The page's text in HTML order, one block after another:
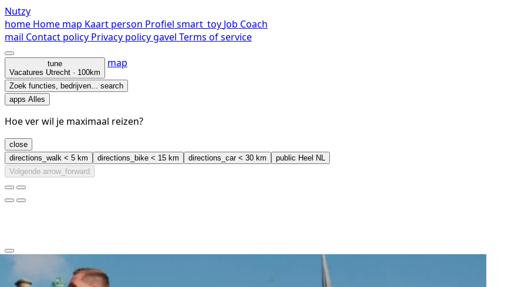
Nutzy
home Home map Kaart person Profiel smart_toy Job Coach
mail Contact policy Privacy policygavel Terms of service
tune
Vacatures Utrecht · 100km
map
Zoek functies, bedrijven... search
apps Alles
Hoe ver wil je maximaal reizen?
close
directions_walk < 5 km directions_bike < 15 km directions_car< 30 km public Heel NL
Volgende arrow_forward
clear